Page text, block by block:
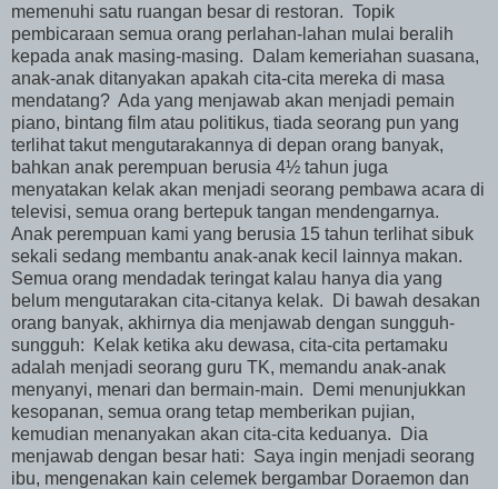
memenuhi satu ruangan besar di restoran. Topik
pembicaraan semua orang perlahan-lahan mulai beralih
kepada anak masing-masing. Dalam kemeriahan suasana,
anak-anak ditanyakan apakah cita-cita mereka di masa
mendatang? Ada yang menjawab akan menjadi pemain
piano, bintang film atau politikus, tiada seorang pun yang
terlihat takut mengutarakannya di depan orang banyak,
bahkan anak perempuan berusia 4½ tahun juga
menyatakan kelak akan menjadi seorang pembawa acara di
televisi, semua orang bertepuk tangan mendengarnya.
Anak perempuan kami yang berusia 15 tahun terlihat sibuk
sekali sedang membantu anak-anak kecil lainnya makan.
Semua orang mendadak teringat kalau hanya dia yang
belum mengutarakan cita-citanya kelak. Di bawah desakan
orang banyak, akhirnya dia menjawab dengan sungguh-
sungguh: Kelak ketika aku dewasa, cita-cita pertamaku
adalah menjadi seorang guru TK, memandu anak-anak
menyanyi, menari dan bermain-main. Demi menunjukkan
kesopanan, semua orang tetap memberikan pujian,
kemudian menanyakan akan cita-cita keduanya. Dia
menjawab dengan besar hati: Saya ingin menjadi seorang
ibu, mengenakan kain celemek bergambar Doraemon dan